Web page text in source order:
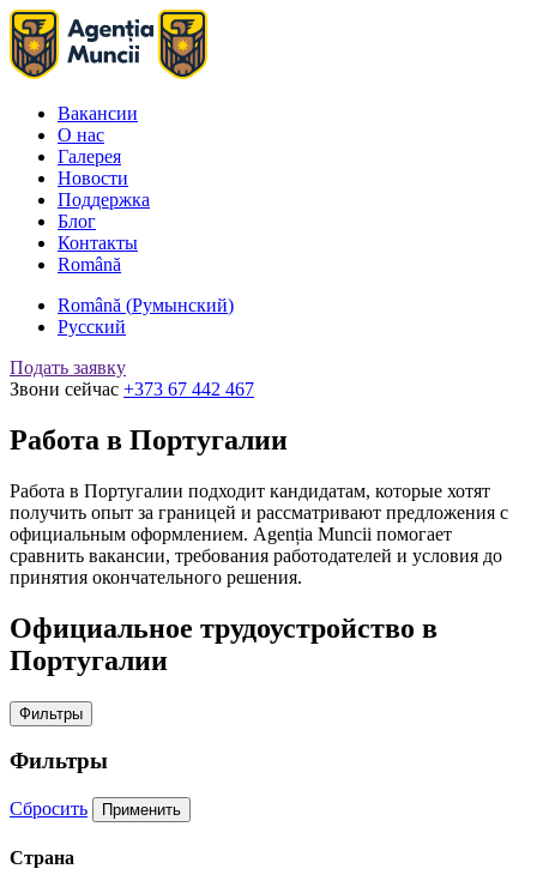
Вакансии
О нас
Галерея
Новости
Поддержка
Блог
Контакты
Română
Română (Румынский)
Русский
Подать заявку
Звони сейчас +373 67 442 467
Работа в Португалии
Работа в Португалии подходит кандидатам, которые хотят
получить опыт за границей и рассматривают предложения с
официальным оформлением. Agenția Muncii помогает
сравнить вакансии, требования работодателей и условия до
принятия окончательного решения.
Официальное трудоустройство в
Португалии
Фильтры
Фильтры
Сбросить Применить
Страна